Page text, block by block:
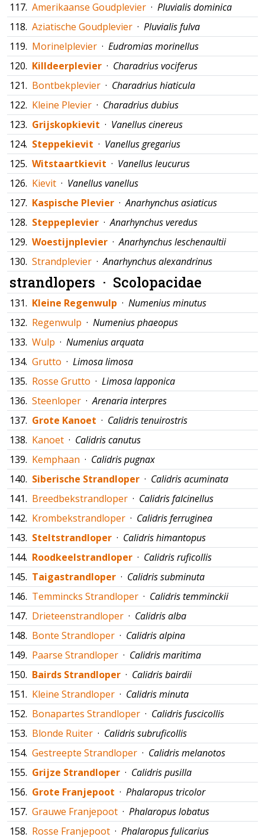
117. Amerikaanse Goudplevier · Pluvialis dominica
118. Aziatische Goudplevier · Pluvialis fulva
119. Morinelplevier · Eudromias morinellus
120. Killdeerplevier · Charadrius vociferus
121. Bontbekplevier · Charadrius hiaticula
122. Kleine Plevier · Charadrius dubius
123. Grijskopkievit · Vanellus cinereus
124. Steppekievit · Vanellus gregarius
125. Witstaartkievit · Vanellus leucurus
126. Kievit · Vanellus vanellus
127. Kaspische Plevier ·Anarhynchus asiaticus
128. Steppeplevier ·Anarhynchus veredus
129. Woestijnplevier ·Anarhynchus leschenaultii
130. Strandplevier ·Anarhynchus alexandrinus
strandlopers · Scolopacidae
131. Kleine Regenwulp · Numenius minutus
132. Regenwulp · Numenius phaeopus
133. Wulp · Numenius arquata
134. Grutto · Limosa limosa
135. Rosse Grutto · Limosa lapponica
136. Steenloper ·Arenaria interpres
137. Grote Kanoet · Calidris tenuirostris
138. Kanoet · Calidris canutus
139. Kemphaan · Calidris pugnax
140. Siberische Strandloper · Calidris acuminata
141. Breedbekstrandloper · Calidris falcinellus
142. Krombekstrandloper · Calidris ferruginea
143. Steltstrandloper · Calidris himantopus
144. Roodkeelstrandloper · Calidris ruficollis
145. Taigastrandloper · Calidris subminuta
146. Temmincks Strandloper · Calidris temminckii
147. Drieteenstrandloper · Calidris alba
148. Bonte Strandloper · Calidris alpina
149. Paarse Strandloper · Calidris maritima
150. Bairds Strandloper · Calidris bairdii
151. Kleine Strandloper · Calidris minuta
152. Bonapartes Strandloper · Calidris fuscicollis
153. Blonde Ruiter · Calidris subruficollis
154. Gestreepte Strandloper · Calidris melanotos
155. Grijze Strandloper · Calidris pusilla
156. Grote Franjepoot · Phalaropus tricolor
157. Grauwe Franjepoot · Phalaropus lobatus
158. Rosse Franjepoot · Phalaropus fulicarius